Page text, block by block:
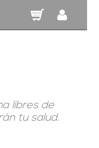
libres de
tu salud.